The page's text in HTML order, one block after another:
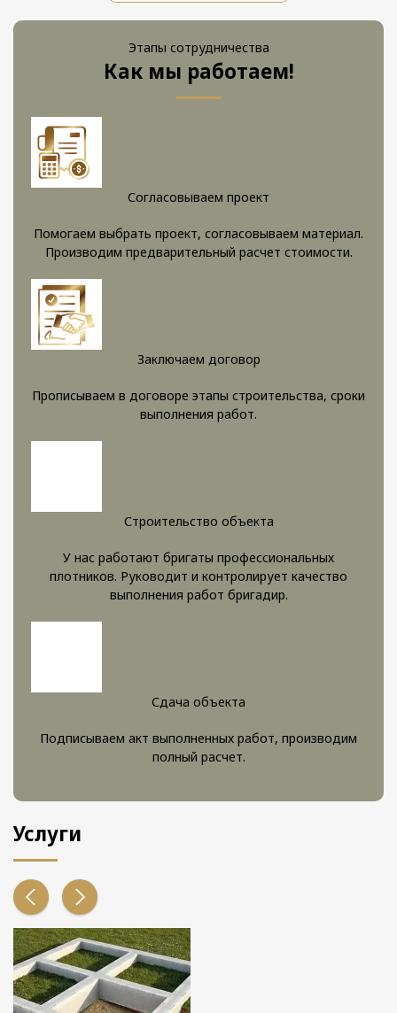
Этапы сотрудничества
Как мы работаем!
Согласовываем проект
Помогаем выбрать проект, согласовываем материал.
Производим предварительный расчет стоимости.
Заключаем договор
Прописываем в договоре этапы строительства, сроки
выполнения работ.
Строительство объекта
У нас работают бригаты профессиональных
плотников. Руководит и контролирует качество
выполнения работ бригадир.
Сдача объекта
Подписываем акт выполненных работ, производим
полный расчет.
Услуги